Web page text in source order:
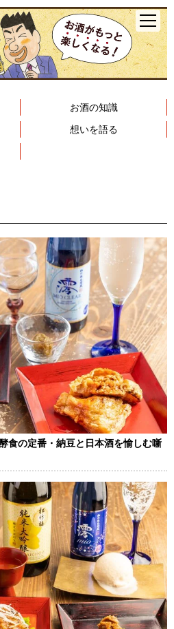
お酒の知識
想いを語る
食の定番・納豆と日本酒を愉しむ噺